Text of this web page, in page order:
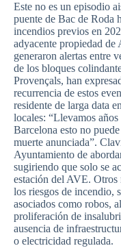
Este no es un episodio
puente de Bac de Roda
incendios previos en
adyacente propiedad
generaron alertas entre
de los bloques
Provençals, han
recurrencia de estos
residente de larga data
locales: “Llevamos
Barcelona esto no
muerte anunciada”.
Ayuntamiento de
sugiriendo que solo se
estación del AVE. Otros
los riesgos de incendio,
asociados como robos,
proliferación de
ausencia de
o electricidad regulada.